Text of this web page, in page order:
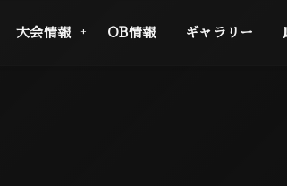
大会情報 OB情報 ギャラリー